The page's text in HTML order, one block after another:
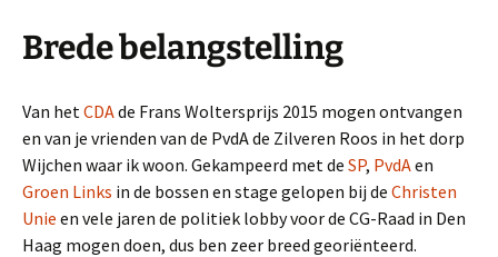
Brede belangstelling
Van hetCDAde Frans Woltersprijs 2015 mogen ontvangen
en van je vrienden van de PvdA de Zilveren Roos in het dorp
Wijchen waar ik woon. Gekampeerd met de SP, PvdAen
Groen Links in de bossen en stage gelopen bij de Christen
Unie en vele jaren de politiek lobby voor de CG-Raad in Den
Haag mogen doen, dus ben zeer breed georiënteerd.